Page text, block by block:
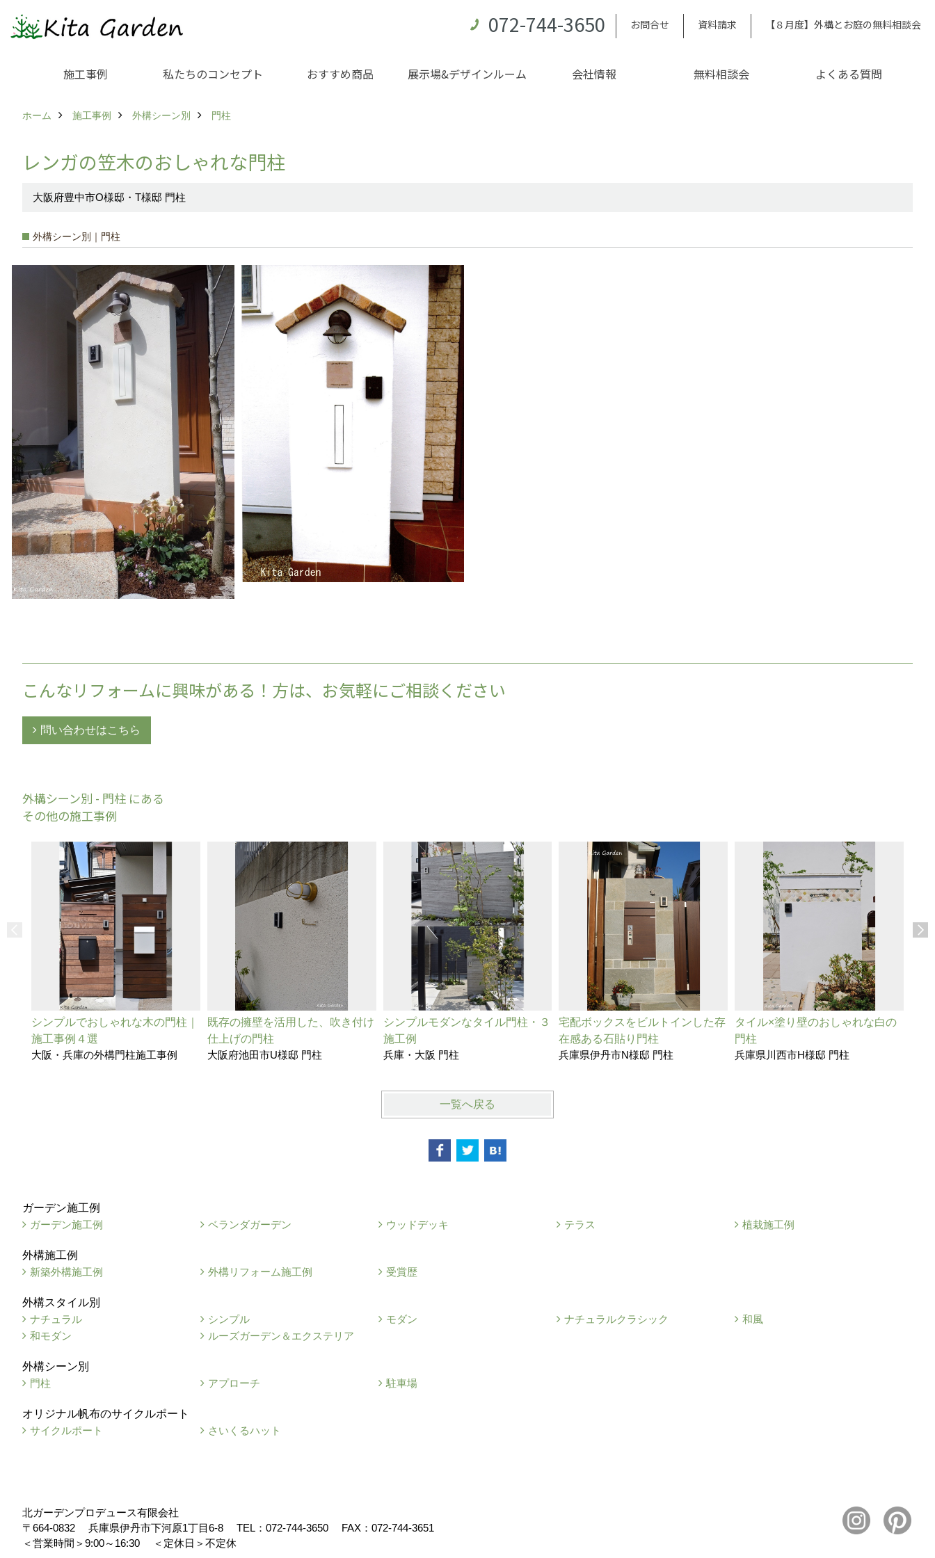
072-744-3650 お問合せ 資料請求 【８月度】外構とお庭の無料相談会
施工事例 私たちのコンセプト おすすめ商品 展示場&デザインルーム 会社情報 無料相談会 よくある質問
ホーム 施工事例 外構シーン別 門柱
レンガの笠木のおしゃれな門柱
大阪府豊中市O様邸・T様邸 門柱
外構シーン別｜門柱
こんなリフォームに興味がある！方は、お気軽にご相談ください
問い合わせはこちら
外構シーン別 - 門柱 にある
その他の施工事例
シンプルでおしゃれな木の門柱｜
施工事例４選
大阪・兵庫の外構門柱施工事例
既存の擁壁を活用した、吹き付け
仕上げの門柱
大阪府池田市U様邸 門柱
シンプルモダンなタイル門柱・３
施工例
兵庫・大阪 門柱
宅配ボックスをビルトインした存
在感ある石貼り門柱
兵庫県伊丹市N様邸 門柱
タイル×塗り壁のおしゃれな白の
門柱
兵庫県川西市H様邸 門柱
一覧へ戻る
ガーデン施工例
ガーデン施工例
ベランダガーデン ウッドデッキ テラス 植栽施工例
外構施工例
新築外構施工例
外構リフォーム施工例 受賞歴
外構スタイル別
ナチュラル
シンプル モダン ナチュラルクラシック
和風
和モダン
ルーズガーデン＆エクステリア
外構シーン別
門柱
アプローチ 駐車場
オリジナル帆布のサイクルポート
サイクルポート
さいくるハット
北ガーデンプロデュース有限会社
〒664-0832
兵庫県伊丹市下河原1丁目6-8 TEL： 072-744-3650
FAX：072-744-3651
＜営業時間＞9:00～16:30
＜定休日＞不定休